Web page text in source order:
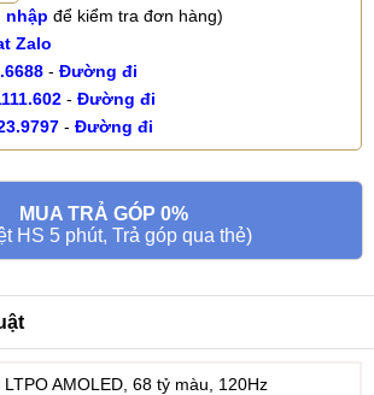
nhập để kiểm tra đơn hàng)
Zalo
- Đường đi
- Đường đi
- Đường đi
MUA TRẢ GÓP 0%
HS 5 phút, Trả góp qua thẻ)
LTPO AMOLED, 68 tỷ màu, 120Hz